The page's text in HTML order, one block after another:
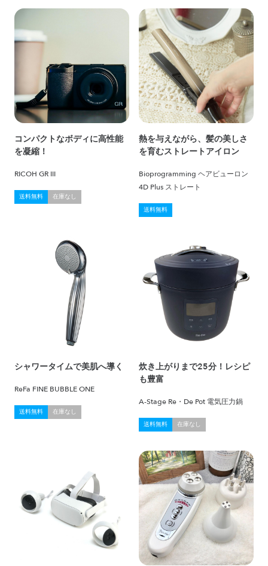
コンパクトなボディに高性能
を凝縮！
RICOH GR III
送料無料 在庫なし
熱を与えながら、髪の美しさ
を育むストレートアイロン
Bioprogramming ヘアビューロン
4D Plus ストレート
送料無料
シャワータイムで美肌へ導く
ReFa FINE BUBBLE ONE
送料無料 在庫なし
炊き上がりまで25分！レシピ
も豊富
A-Stage Re・De Pot 電気圧力鍋
送料無料 在庫なし